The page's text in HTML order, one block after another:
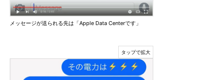
メッセージが送られる先は「Apple Data Centerです」